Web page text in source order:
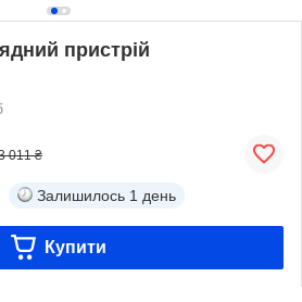
пристрій
011 ₴
Залишилось 1 день
Купити